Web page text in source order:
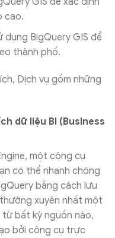
cao.
BigQuery GIS để
thành phố.
dữ liệu BI (Business
một công cụ
có thể nhanh chóng
bằng cách lưu
xuyên nhất một
từ bất kỳ nguồn nào,
bởi công cụ trực